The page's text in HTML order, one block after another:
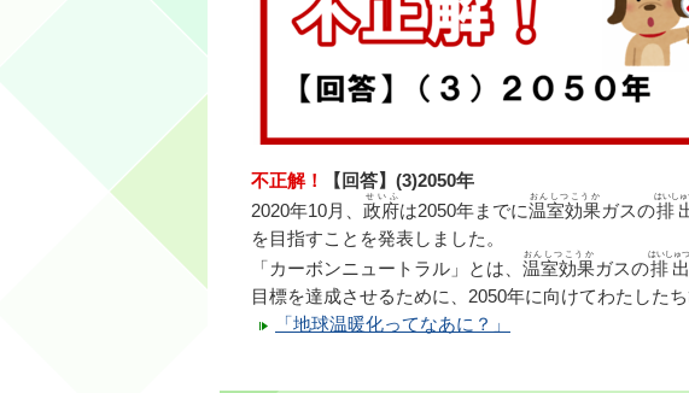
不正解！
【回答】(3)2050年
2020年10月、 政府
せいふ
は2050年までに温室効果
おんしつこうか
ガスの排
はいしゅ
を目指すことを発表しました。
「カーボンニュートラル」とは、 温室効果
おんしつこうか
ガスの排
はいしゅ
目標を達成させるために、2050年に向けてわたした
「地球温暖化ってなあに？」